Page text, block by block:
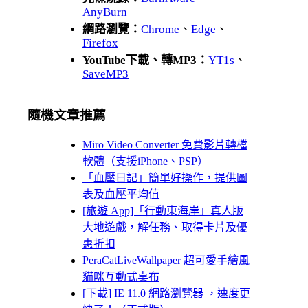
AnyBurn
網路瀏覽： Chrome 、 Edge 、
Firefox
YouTube下載、轉MP3： YT1s 、
SaveMP3
隨機文章推薦
Miro Video Converter 免費影片轉檔
軟體（支援iPhone、PSP）
「血壓日記」簡單好操作，提供圖
表及血壓平均值
[旅遊 App]「行動東海岸」真人版
大地遊戲，解任務、取得卡片及優
惠折扣
PeraCatLiveWallpaper 超可愛手繪風
貓咪互動式桌布
[下載] IE 11.0 網路瀏覽器 ，速度更